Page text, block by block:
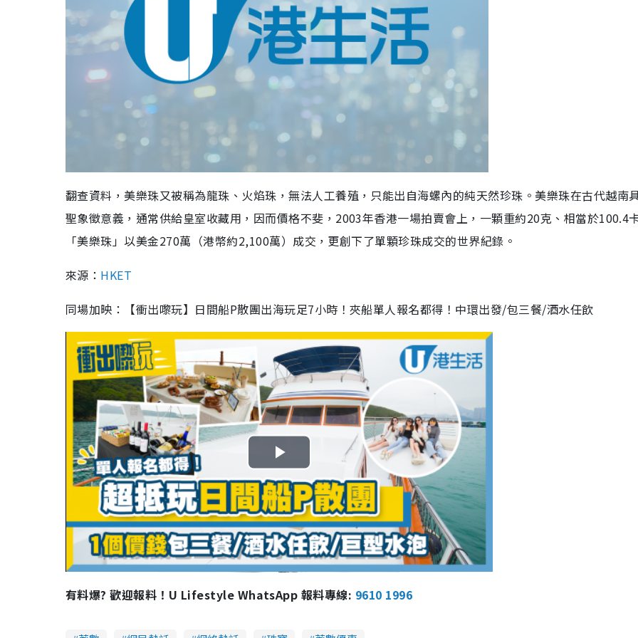
翻查資料，美樂珠又被稱為龍珠、火焰珠，無法人工養殖，只能出自海螺內的純天然珍珠。美樂珠在古代越南
聖象徵意義，通常供給皇室收藏用，因而價格不斐，2003年香港一場拍賣會上，一顆重約20克、相當於100.4
「美樂珠」以美金270萬（港幣約2,100萬）成交，更創下了單顆珍珠成交的世界紀錄。
來源： HKET
同場加映：【衝出嚟玩】日間船P散團出海玩足7小時！夾船單人報名都得！中環出發/包三餐/酒水任飲
P
l
a
y
V
i
有料爆? 歡迎報料！U Lifestyle WhatsApp 報料專線: 9610 1996